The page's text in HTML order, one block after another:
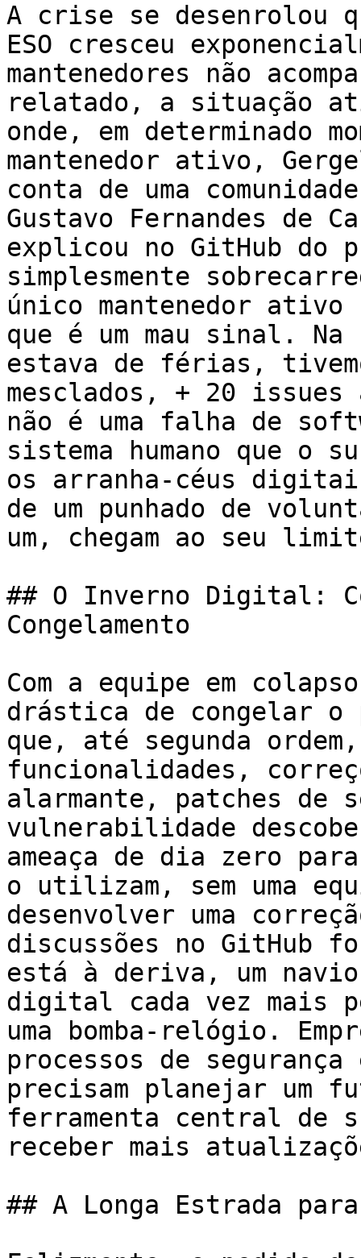
A crise se desenrolou
ESO cresceu
mantenedores não
relatado, a situação
onde, em determinado
mantenedor ativo,
conta de uma
Gustavo Fernandes de
explicou no GitHub do
simplesmente
único mantenedor ativo
que é um mau sinal. Na
estava de férias,
mesclados, + 20 issues
não é uma falha de
sistema humano que o
os arranha-céus
de um punhado de
um, chegam ao seu
## O Inverno Digital:
Congelamento
Com a equipe em
drástica de congelar
que, até segunda
funcionalidades,
alarmante, patches de
vulnerabilidade
ameaça de dia zero
o utilizam, sem uma
desenvolver uma
discussões no GitHub
está à deriva, um navio
digital cada vez mais
uma bomba-relógio.
processos de segurança
precisam planejar um
ferramenta central de
receber mais
## A Longa Estrada